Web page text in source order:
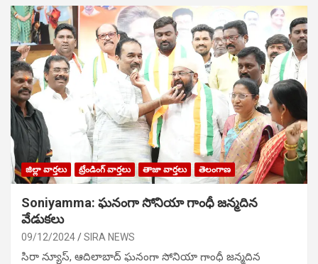
జిల్లా వార్తలు ట్రేండింగ్ వార్తలు తాజా వార్తలు తెలంగాణ
Soniyamma: ఘ‌నంగా సోనియా గాంధీ జ‌న్మ‌దిన
వేడుక‌లు
09/12/2024 SIRA NEWS
సిరా న్యూస్, ఆదిలాబాద్ ఘ‌నంగా సోనియా గాంధీ జ‌న్మ‌దిన